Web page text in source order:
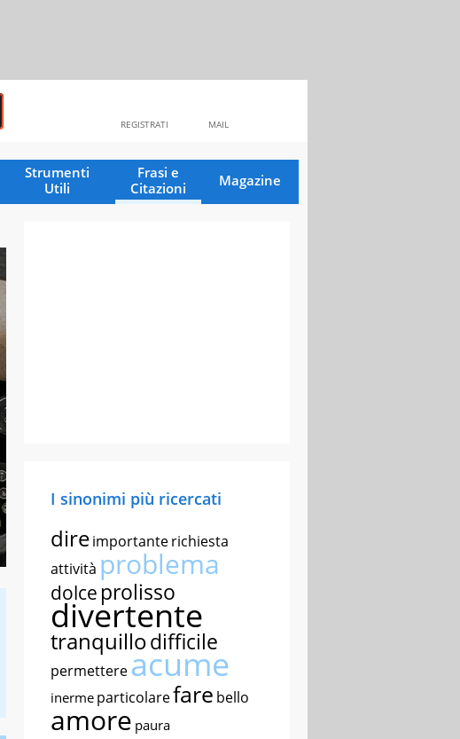
MAIL
REGISTRATI
Strumenti
Utili
Frasi e
Citazioni
Magazine
I sinonimi più ricercati
direimportanterichiesta
attività problema
dolce prolisso
divertente
tranquillodifficile
permettereacume
inerme particolarefare bello
amore paura